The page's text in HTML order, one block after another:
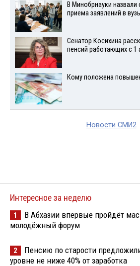
В Минобрнауки назвали
приема заявлений в
Сенатор Косихина
пенсий работающих с 1
Кому положена
Новости СМИ2
Интересное за неделю
1
В Абхазии впервые пройдёт
молодёжный форум
2
Пенсию по старости
уровне не ниже 40% от заработка